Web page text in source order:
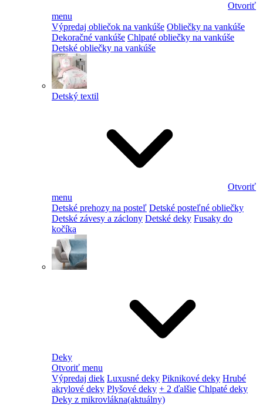
Otvoriť
menu
Výpredaj obliečok na vankúše Obliečky na vankúše
Dekoračné vankúše Chlpaté obliečky na vankúše
Detské obliečky na vankúše
Detský textil
Otvoriť
menu
Detské prehozy na posteľ Detské posteľné obliečky
Detské závesy a záclony Detské deky Fusaky do
kočíka
Deky
Otvoriť menu
Výpredaj diek Luxusné deky Piknikové deky Hrubé
akrylové deky Plyšové deky + 2 ďalšie Chlpaté deky
Deky z mikrovlákna(aktuálny)